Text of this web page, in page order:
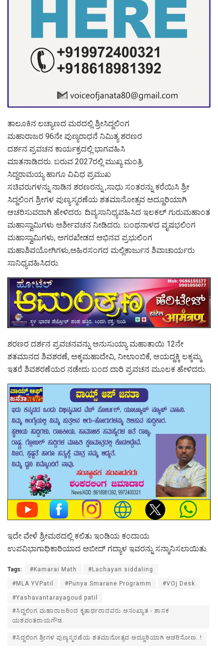
ತಾಲೂಕಿನ ಲಚ್ಯಾಣದ ಮಠದಲ್ಲಿ ಶ್ರೀಸಿದ್ದಲಿಂಗ
ಮಹಾರಾಜರ 96ನೇ ಪುಣ್ಯರಾಧನೆ ನಿಮಿತ್ಯ ಶರಣರ
ದರ್ಶನ ಪ್ರವಚನ ಕಾರ್ಯಕ್ರದಲ್ಲಿ ಭಾಗವಹಿಸಿ
ಮಾತನಾಡಿದರು. ಬರುವ 2027ರಲ್ಲಿ ಮುಖ್ಯ ಮಂತ್ರಿ
ಸಿದ್ದರಾಮಯ್ಯ ಹಾಗೂ ವಿವಿಧ ಪ್ರಮುಖ
ಸಚಿವರುಗಳನ್ನು ನಾಡಿನ ಶರಣರನ್ನು ,ಸಾಧು ಸಂತರನ್ನು ಕರೆಯಿಸಿ ಶ್ರೀ
ಸಿದ್ದಲಿಂಗ ಶ್ರೀಗಳ ಪುಣ್ಯಸ್ಮರಣೆಯ ಶತಮಾನೋತ್ಸವ ಅದ್ದೂರಿಯಾಗಿ
ಆಚರಿಸುವದಾಗಿ ಹೇಳಿದರು. ದಿವ್ಯಸಾನಿಧ್ಯವಹಿಸಿದ ಇಲಕಲ್ ಗುರುಮಹಾಂತ
ಮಹಾಸ್ವಾಮಿಗಳು ಅರ್ಶೀವಚನ ನೀಡಿದರು. ಬಂಥನಾಳದ ವೃಷಭಲಿಂಗ
ಮಹಾಸ್ವಾಮಿಗಳು, ಅಗರಖೇಡದ ಅಭಿನವ ಪ್ರಭುಲಿಂಗ
ಮಹಾಶಿವಯೋಗಿಗಳು,ಅಹಿರಸಂಗದ ಮಲ್ಲಿಕಾರ್ಜುನ ಶಿವಾಚಾರ್ಯರು
ಸಾನಿಧ್ಯವಹಿಸಿದರು.
ಶರಣರ ದರ್ಶನ ಪ್ರವಚನವನ್ನು ಅನುಸುಯ್ಯಾ ಮಹಾತಾಯಿ 12ನೇ
ಶತಮಾನದ ಶಿವಶರಣೆ, ಅಕ್ಕಮಹಾದೇವಿ, ನೀಲಾಂಬಿಕೆ, ಆಯದ್ದಕ್ಕಿ ಲಕ್ಕಮ್ಮ
ಇತರೆ ಶಿವಶರಣೆಯರ ನಡೇದು ಬಂದ ದಾರಿ ಪ್ರವಚನ ಮೂಲಕ ಹೇಳಿದರು.
ಇದೇ ವೇಳೆ ಶ್ರೀಮಠದಲ್ಲಿ ಕಲಿತು ಇಂಡಿಯ ಕಂದಾಯ
ಉಪವಿಭಾಗಾಧಿಕಾರಿಯಾದ ಅಬೀದ್ ಗದ್ಯಾಳ ಇವರನ್ನು ಸನ್ಮಾನಿಸಲಾಯಿತು.
Tags: #Kamarai Math #Lachayan siddaling
#MLA YVPatil #Punya Smarane Programm #VOj Desk
#Yashavantarayagoud patil
#ಸಿದ್ದಲಿಂಗ ಮಹಾರಾಜರಿಂದ ಕೃತಾರ್ಥರಾದವರು ಅಸಂಖ್ಯಾತ - ಶಾಸಕ
ಯಶವಂತರಾಯಗೌಡ.
#ಸಿದ್ದಲಿಂಗ ಶ್ರೀಗಳ ಪುಣ್ಯಸ್ಮರಣೆಯ ಶತಮಾನೋತ್ಸವ ಅದ್ದೂರಿಯಾಗಿ ಆಚರಿಸೋಣ..!